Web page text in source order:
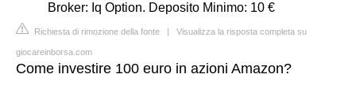
Broker: Iq Option. Deposito Minimo: 10 €
Richiesta di rimozione della fonte | Visualizza la risposta completa su
giocareinborsa.com
Come investire 100 euro in azioni Amazon?